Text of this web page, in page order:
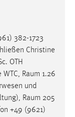
382-1723
Christine
OTH
Raum 1.26
und
Raum 205
+49 (9621)
anonym.